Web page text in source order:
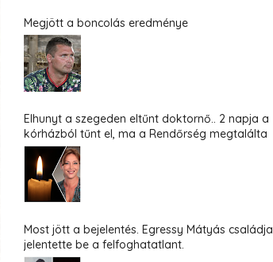
Megjött a boncolás eredménye
Elhunyt a szegeden eltűnt doktornő.. 2 napja a
kórházból tűnt el, ma a Rendőrség megtalálta
Most jött a bejelentés. Egressy Mátyás családja
jelentette be a felfoghatatlant.